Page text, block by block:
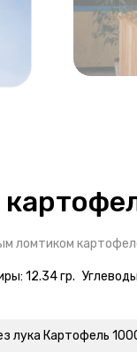
ломтиком
12.34 гр.
лука Картофель